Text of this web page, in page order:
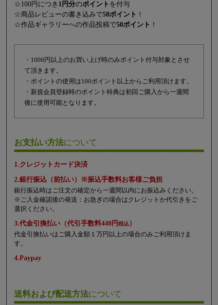
☆100円につき 1円分のポイント を付与
☆商品レビューの書き込みで50ポイント ！
☆作品ギャラリーへの作品投稿で50ポイント ！
・1000円以上のお買い上げ時のみポイント付与対象とさせ
て頂きます。
・ポイントの使用は100ポイント以上からご利用頂けます。
・新規会員登録時のポイント特典は初回ご購入から一週間
後に使用可能となります。
お支払い方法について
1.クレジットカード決済
2.銀行振込（前払い）※振込手数料お客様ご負担
銀行振込時はご注文の確定から一週間以内にお振込みください。
※ご入金確認後の発送：お急ぎの場合はクレジットか代引きをご
選択ください。
3.代金引換払い（代引手数料440円税込）
代金引換払いはご購入金額１万円以上の場合のみご利用頂けま
す。
4.Paypay
送料および配送方法について